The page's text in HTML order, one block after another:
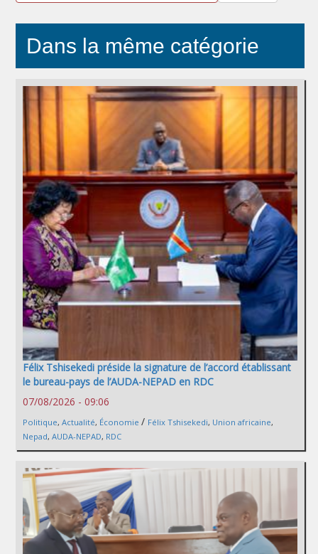
Dans la même catégorie
Félix Tshisekedi préside la signature de l’accord établissant
le bureau-pays de l’AUDA-NEPAD en RDC
07/08/2026 - 09:06
Politique, Actualité, Économie / Félix Tshisekedi, Union africaine,
Nepad, AUDA-NEPAD, RDC